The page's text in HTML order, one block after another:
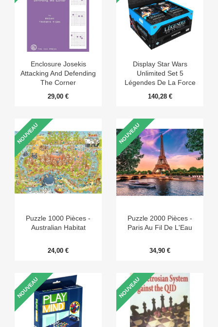
Enclosure Josekis
Attacking And Defending
The Corner
29,00 €
Display Star Wars
Unlimited Set 5
Légendes De La Force
140,28 €
Puzzle 1000 Pièces -
Australian Habitat
24,00 €
NOUVEAU
Puzzle 2000 Pièces -
Paris Au Fil De L'Eau
34,90 €
NOUVEAU
NOUVEAU NOUVEAU